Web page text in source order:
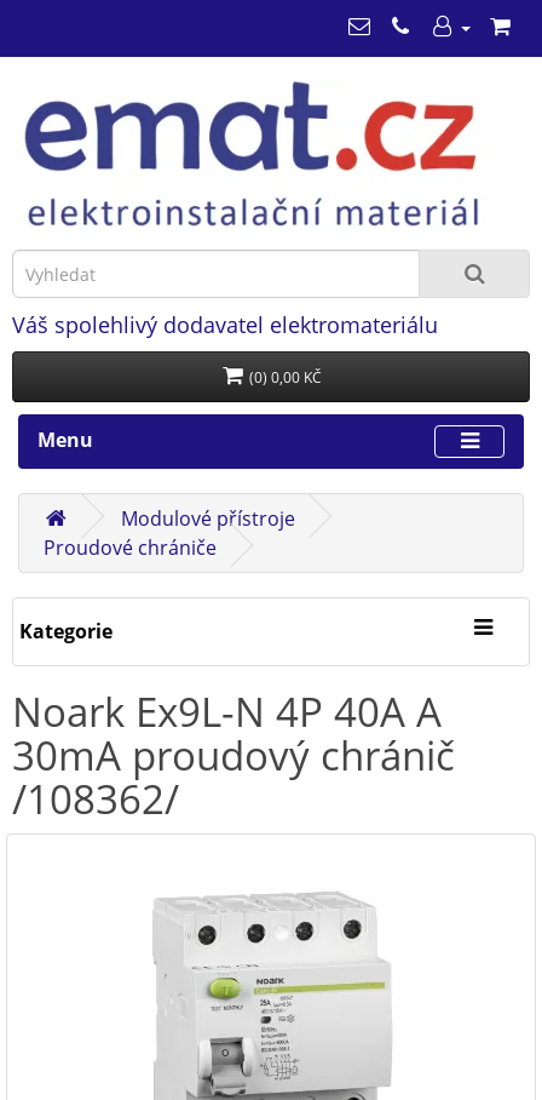
Váš spolehlivý dodavatel elektromateriálu
(0) 0,00 KČ
Menu
Modulové přístroje
Proudové chrániče
Kategorie
Noark Ex9L-N 4P 40A A
30mA proudový chránič
/108362/